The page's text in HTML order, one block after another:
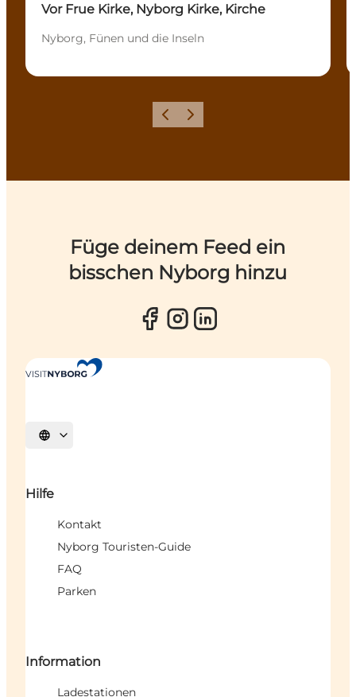
Vor Frue Kirke, Nyborg Kirke, Kirche
Nyborg, Fünen und die Inseln
ZurückWeiter
Füge deinem Feed ein
bisschen Nyborg hinzu
Sprache auswählen
Hilfe
Kontakt
Nyborg Touristen-Guide
FAQ
Parken
Information
Ladestationen